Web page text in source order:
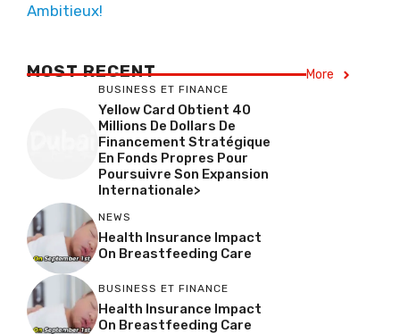
Ambitieux!
MOST RECENT More
BUSINESS ET FINANCE
Yellow Card Obtient 40
Millions De Dollars De
Financement Stratégique
En Fonds Propres Pour
Poursuivre Son Expansion
Internationale>
NEWS
Health Insurance Impact
On Breastfeeding Care
BUSINESS ET FINANCE
Health Insurance Impact
On Breastfeeding Care